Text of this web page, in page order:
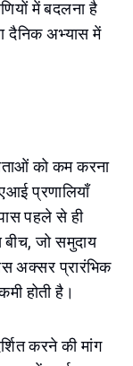
में बदलना है
दैनिक अभ्यास में
को कम करना
प्रणालियाँ
पहले से ही
जो समुदाय
अक्सर प्रारंभिक
होती है।
करने की मांग